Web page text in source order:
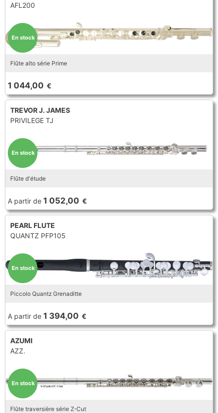
AFL200
Flûte alto série Prime
1 044,00 €
En stock
TREVOR J. JAMES
PRIVILEGE TJ
Flûte d'étude
A partir de 1 052,00 €
En stock
PEARL FLUTE
QUANTZ PFP105
Piccolo Quantz Grenaditte
A partir de 1 394,00 €
En stock
AZUMI
AZZ.
Flûte traversière série Z-Cut
En stock